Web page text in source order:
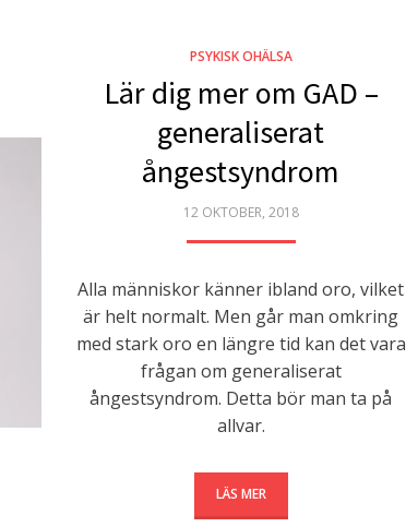
PSYKISK OHÄLSA
Lär dig mer om GAD –
generaliserat
ångestsyndrom
POSTED
12 OKTOBER, 2018
Alla människor känner ibland oro, vilket
är helt normalt. Men går man omkring
med stark oro en längre tid kan det vara
frågan om generaliserat
ångestsyndrom. Detta bör man ta på
allvar.
LÄS MER